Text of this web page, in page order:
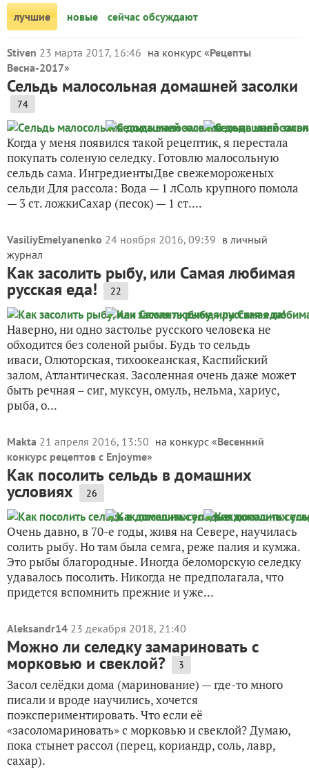
лучшие
новые сейчас обсуждают
Stiven 23 марта 2017, 16:46 на конкурс «Рецепты
Весна-2017»
Сельдь малосольная домашней засолки
74
Когда у меня появился такой рецептик, я перестала
покупать соленую селедку. Готовлю малосольную
сельдь сама. ИнгредиентыДве свежемороженых
сельди Для рассола: Вода — 1 лСоль крупного помола
— 3 ст. ложкиСахар (песок) — 1 ст....
VasiliyEmelyanenko 24 ноября 2016, 09:39 в личный
журнал
Как засолить рыбу, или Самая любимая
русская еда! 22
Наверно, ни одно застолье русского человека не
обходится без соленой рыбы. Будь то сельдь
иваси, Олюторская, тихоокеанская, Каспийский
залом, Атлантическая. Засоленная очень даже может
быть речная – сиг, муксун, омуль, нельма, хариус,
рыба, о...
Makta 21 апреля 2016, 13:50 на конкурс «Весенний
конкурс рецептов с Enjoyme»
Как посолить сельдь в домашних
условиях 26
Очень давно, в 70-е годы, живя на Севере, научилась
солить рыбу. Но там была семга, реже палия и кумжа.
Это рыбы благородные. Иногда беломорскую селедку
удавалось посолить. Никогда не предполагала, что
придется вспомнить прежние и уже...
Aleksandr14 23 декабря 2018, 21:40
Можно ли селедку замариновать с
морковью и свеклой? 3
Засол селёдки дома (маринование) — где-то много
писали и вроде научились, хочется
поэкспериментировать. Что если её
«засоломариновать» с морковью и свеклой? Думаю,
пока стынет рассол (перец, кориандр, соль, лавр,
сахар).